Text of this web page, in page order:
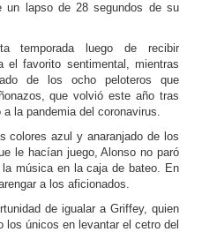
un lapso de 28 segundos de su
temporada luego de recibir
el favorito sentimental, mientras
de los ocho peloteros que
que volvió este año tras
la pandemia del coronavirus.
colores azul y anaranjado de los
le hacían juego, Alonso no paró
música en la caja de bateo. En
a los aficionados.
de igualar a Griffey, quien
los únicos en levantar el cetro del